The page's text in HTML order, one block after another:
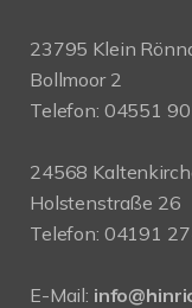
23795 Klein
Bollmoor 2
Telefon: 04551
24568
Holstenstraße 26
Telefon: 04191
E-Mail: